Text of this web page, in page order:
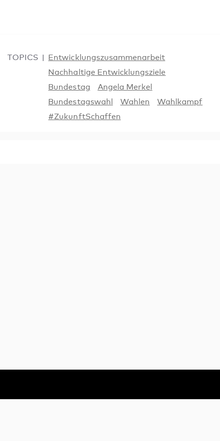
TOPICS
Entwicklungszusammenarbeit
Nachhaltige Entwicklungsziele
Bundestag
Angela Merkel
Bundestagswahl
Wahlen
Wahlkampf
#ZukunftSchaffen